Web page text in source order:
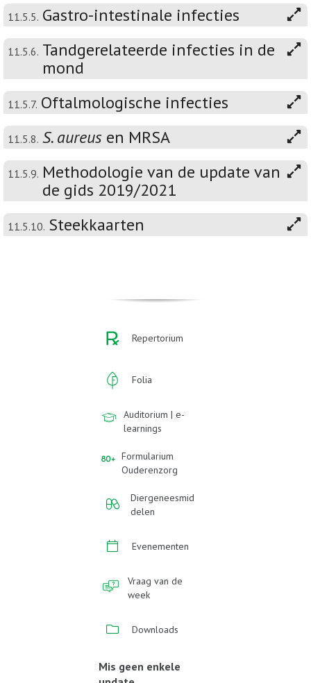
11.5.5. Gastro-intestinale infecties
11.5.6. Tandgerelateerde infecties in de
mond
11.5.7. Oftalmologische infecties
11.5.8. S. aureus en MRSA
11.5.9. Methodologie van de update van
de gids 2019/2021
11.5.10. Steekkaarten
Repertorium
Folia
Auditorium | e-
learnings
Formularium
Ouderenzorg
Diergeneesmid
delen
Evenementen
Vraag van de
week
Downloads
Mis geen enkele